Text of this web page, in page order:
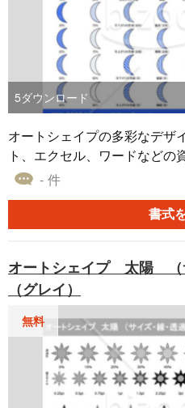
5ダウンロード
オートシェイプの多彩なデザ
ト、エクセル、ワードなど
う。 この素材の特長は、異なるパターンを選択できること
ーンで役立ち、異なるテー
できます。ビジネスプレゼン
たの助けになることでしょう
デザインの幅を広げましょう。
- 件
書式
オートシェイプ 太陽 （
（グレイ）
無料